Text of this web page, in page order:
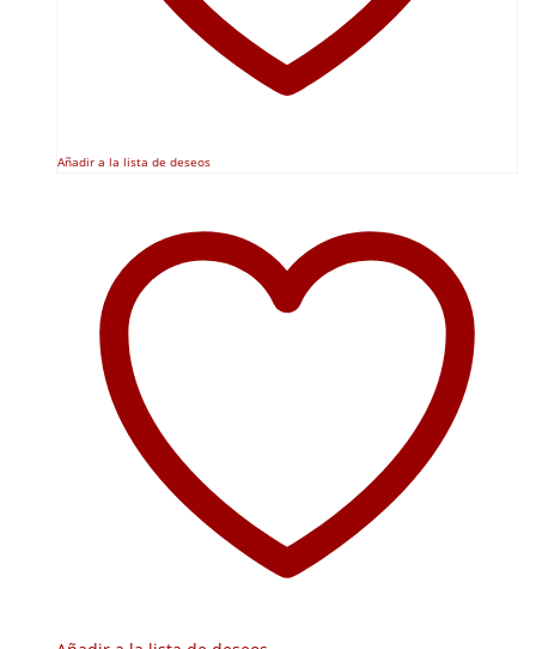
Añadir a la lista de deseos